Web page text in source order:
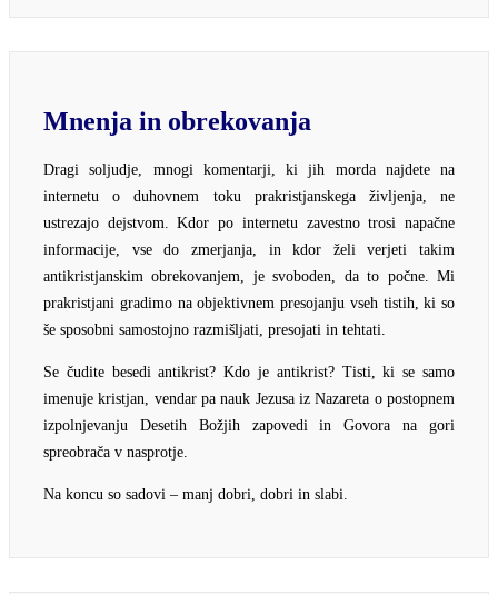
Mnenja in obrekovanja
Dragi soljudje, mnogi komentarji, ki jih morda najdete na
internetu o duhovnem toku prakristjanskega življenja, ne
ustrezajo dejstvom. Kdor po internetu zavestno trosi napačne
informacije, vse do zmerjanja, in kdor želi verjeti takim
antikristjanskim obrekovanjem, je svoboden, da to počne. Mi
prakristjani gradimo na objektivnem presojanju vseh tistih, ki so
še sposobni samostojno razmišljati, presojati in tehtati.
Se čudite besedi antikrist? Kdo je antikrist? Tisti, ki se samo
imenuje kristjan, vendar pa nauk Jezusa iz Nazareta o postopnem
izpolnjevanju Desetih Božjih zapovedi in Govora na gori
spreobrača v nasprotje.
Na koncu so sadovi – manj dobri, dobri in slabi.